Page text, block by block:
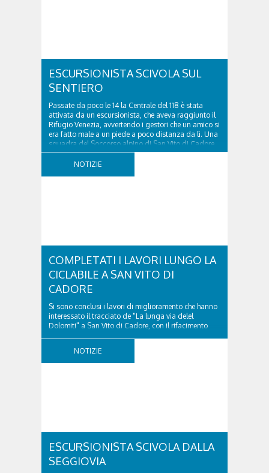
ESCURSIONISTA SCIVOLA SUL
SENTIERO
Passate da poco le 14 la Centrale del 118 è stata
attivata da un escursionista, che aveva raggiunto il
Rifugio Venezia, avvertendo i gestori che un amico si
era fatto male a un piede a poco distanza da lì. Una
squadra del Soccorso alpino di San Vito di Cadore
ha quindi raggiunto l'infortunato...
NOTIZIE
COMPLETATI I LAVORI LUNGO LA
CICLABILE A SAN VITO DI
CADORE
Si sono conclusi i lavori di miglioramento che hanno
interessato il tracciato de "La lunga via delel
Dolomiti" a San Vito di Cadore, con il rifacimento
appositi dissuasori in corrispondenza...
NOTIZIE
ESCURSIONISTA SCIVOLA DALLA
SEGGIOVIA